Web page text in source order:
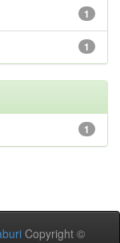
1
1
1
Copyright ©